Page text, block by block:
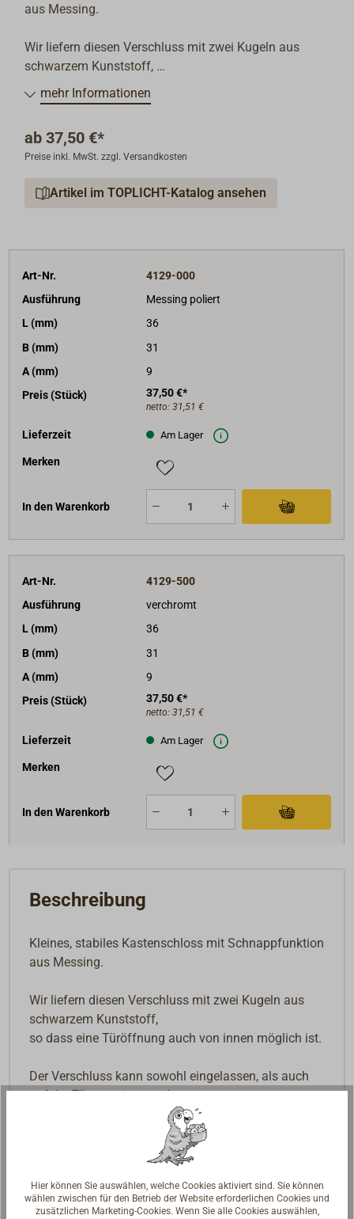
aus Messing.
Wir liefern diesen Verschluss mit zwei Kugeln aus
schwarzem Kunststoff,
so dass eine Türöffnung auch von innen möglich ist.
der Tür montiert werden.
Für die Montage an dickeren Türblättern liegt ein
mehr Informationen
ab 37,50 €*
Preise inkl. MwSt. zzgl. Versandkosten
Artikel im TOPLICHT-Katalog ansehen
Art-Nr.
4129-000
Ausführung
Messing poliert
L (mm)
36
B (mm)
31
A (mm)
9
Preis (Stück)
37,50 €*
netto: 31,51 €
Lieferzeit Am Lager
Merken
In den Warenkorb
Art-Nr.
4129-500
Ausführung
verchromt
L (mm)
36
B (mm)
31
A (mm)
9
Preis (Stück)
37,50 €*
netto: 31,51 €
Lieferzeit Am Lager
Merken
In den Warenkorb
Beschreibung
Kleines, stabiles Kastenschloss mit Schnappfunktion
aus Messing.
Wir liefern diesen Verschluss mit zwei Kugeln aus
schwarzem Kunststoff,
so dass eine Türöffnung auch von innen möglich ist.
Der Verschluss kann sowohl eingelassen, als auch
auf der Tür montiert werden.
Für die Montage an dickeren Türblättern liegt ein
längeres Gewindestück (M5) bei.
Lieferung inkl. Schließblech.
Oberfläche Messing poliert oder verchromt.
Hier können Sie auswählen, welche Cookies aktiviert sind. Sie können
wählen zwischen für den Betrieb der Website erforderlichen Cookies und
zusätzlichen Marketing-Cookies. Wenn Sie alle Cookies auswählen,